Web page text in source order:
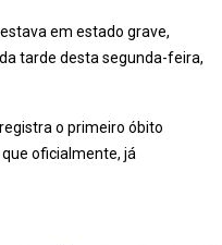
em estado grave,
tarde desta segunda-feira,
o primeiro óbito
oficialmente, já